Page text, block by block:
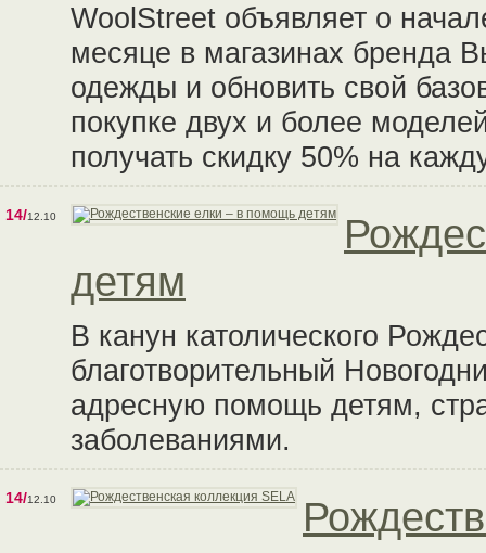
WoolStreet объявляет о
месяце в магазинах бренда
одежды и обновить свой
покупке двух и более
получать скидку 50% на
14/12.10
детям
В канун католического
благотворительный
адресную помощь детям,
заболеваниями.
14/12.10